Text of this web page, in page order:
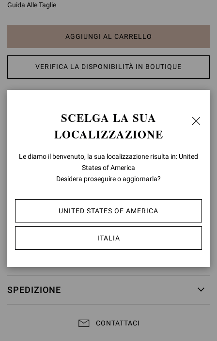
Guida Alle Taglie
AGGIUNGI AL CARRELLO
VERIFICA LA DISPONIBILITÀ IN BOUTIQUE
caratterizzato dalla tradizionale penny bar frontale. La suola tonale
in gomma presenta un tacco basso di 20mm. Fatto a mano in Italia.
Codice Modello: U25210.20GOM
ID articolo:U25210.20GOM.SRAMOKA
SPEDIZIONE
CONTATTACI
SCELGA LA SUA
LOCALIZZAZIONE
Le diamo il benvenuto, la sua localizzazione risulta in: United
States of America
Desidera proseguire o aggiornarla?
UNITED STATES OF AMERICA
ITALIA